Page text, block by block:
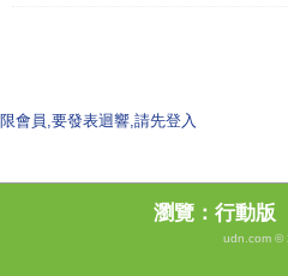
限會員,要發表迴響,請先登入
瀏覽： 行動版
udn.com ©